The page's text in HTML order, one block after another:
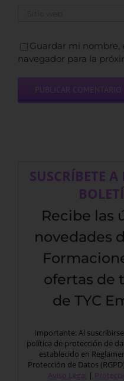
Guardar mi nombre,
navegador para la
SUSCRÍBETE
Recibe las
novedades
ofertas de
de TYC
Importante: Al
política de protección de
establecido en
Protección de Datos
Aviso Legal |